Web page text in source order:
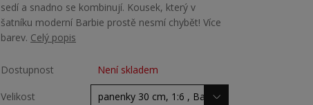
sedí a snadno se kombinují. Kousek, který v
šatníku moderní Barbie prostě nesmí chybět! Více
barev. Celý popis
Dostupnost Není skladem
Velikost